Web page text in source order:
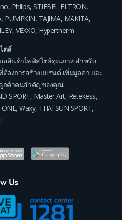
, Philips, STIEBEL ELTRON,
, PUMPKIN, TAJIMA, MAKITA,
, VEXXO, Hypertherm
ตล์
อสินค้าไลฟ์สไตล์คุณภาพ สำหรับ
ต้องการสร้างแบรนด์ เพิ่มมูลค่า และ
กค้าคนสำคัญของคุณ
SPORT, Master Art, Retekess,
ONE, Waxy, THAI SUN SPORT,
Us